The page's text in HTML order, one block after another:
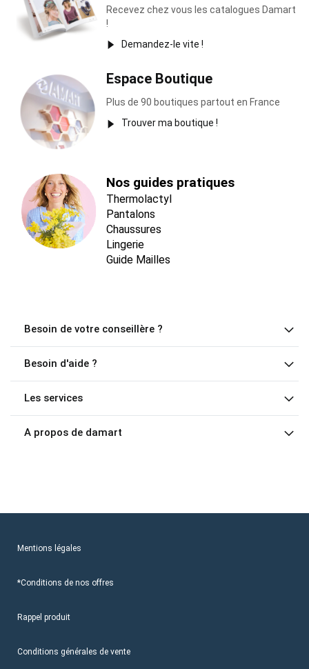
Recevez chez vous les catalogues Damart
!
Demandez-le vite !
Espace Boutique
Plus de 90 boutiques partout en France
Trouver ma boutique !
Nos guides pratiques
Thermolactyl
Pantalons
Chaussures
Lingerie
Guide Mailles
Besoin de votre conseillère ?
Besoin d'aide ?
Les services
A propos de damart
Mentions légales
*Conditions de nos offres
Rappel produit
Conditions générales de vente